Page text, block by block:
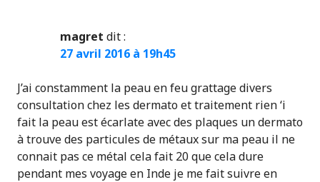
magret dit :
27 avril 2016 à 19h45
J’ai constamment la peau en feu grattage divers
consultation chez les dermato et traitement rien ‘i
fait la peau est écarlate avec des plaques un dermato
à trouve des particules de métaux sur ma peau il ne
connait pas ce métal cela fait 20 que cela dure
pendant mes voyage en Inde je me fait suivre en